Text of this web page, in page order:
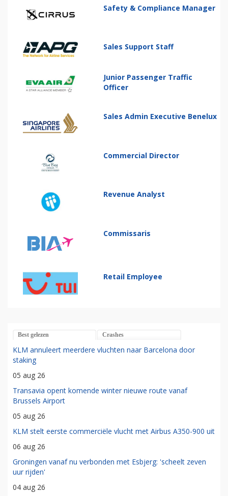
Safety & Compliance Manager
Sales Support Staff
Junior Passenger Traffic
Officer
Sales Admin Executive Benelux
Commercial Director
Revenue Analyst
Commissaris
Retail Employee
Best gelezen Crashes
KLM annuleert meerdere vluchten naar Barcelona door
staking
05 aug 26
Transavia opent komende winter nieuwe route vanaf
Brussels Airport
05 aug 26
KLM stelt eerste commerciële vlucht met Airbus A350-900 uit
06 aug 26
Groningen vanaf nu verbonden met Esbjerg: 'scheelt zeven
uur rijden'
04 aug 26